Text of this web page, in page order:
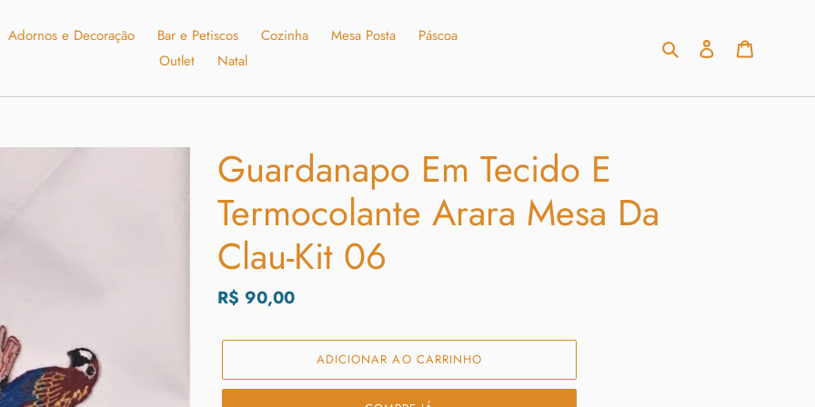
Adornos e Decoração Bar e Petiscos Cozinha Mesa Posta
Páscoa
Outlet
Natal
PesquisarFazer login
Guardanapo Em Tecido E
Termocolante Arara Mesa Da
Clau-Kit 06
Preço
R$ 90,00
ADICIONAR AO CARRINHO